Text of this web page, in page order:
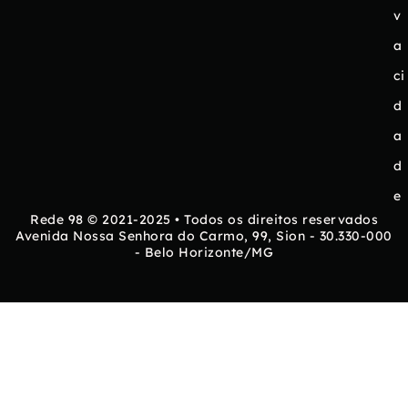
v
a
ci
d
a
d
e
Rede 98 © 2021-2025 • Todos os direitos reservados
Avenida Nossa Senhora do Carmo, 99, Sion - 30.330-000
- Belo Horizonte/MG